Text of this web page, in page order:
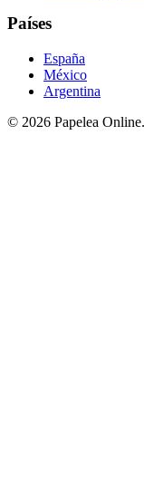
Países
España
México
Argentina
© 2026 Papelea